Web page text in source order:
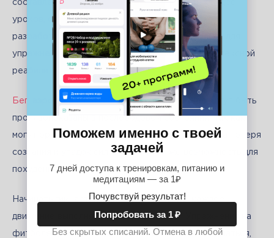
составленному в форме понятных и простых видео-
уроков, с помощью которых специалисты уже
разработали необходимую программу не только для
упражнений на мяче после родов, но и для комплексной
реабилитации женщины.
Бег , аэробика и другой интенсивный фитнес могут быть
противопоказаны в послеродовом состоянии, так как
могут организм после родов ослаблен. Возможна потеря
сознания и упадок сил. С фитболом же возможность для
похудения не только есть, но и расширяется.
Начинать гимнастику нужно постепенно, каждое
движение выполнять последовательно. Упражнения на
фитболе для кормящих мам будут немного отличаться,